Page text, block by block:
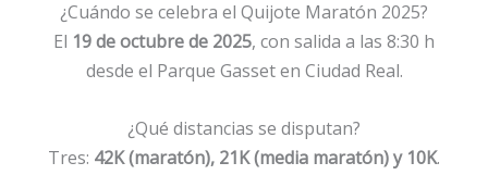
¿Cuándo se celebra el Quijote Maratón 2025?
El 19 de octubre de 2025, con salida a las 8:30 h
desde el Parque Gasset en Ciudad Real.
¿Qué distancias se disputan?
Tres: 42K (maratón), 21K (media maratón) y 10K.